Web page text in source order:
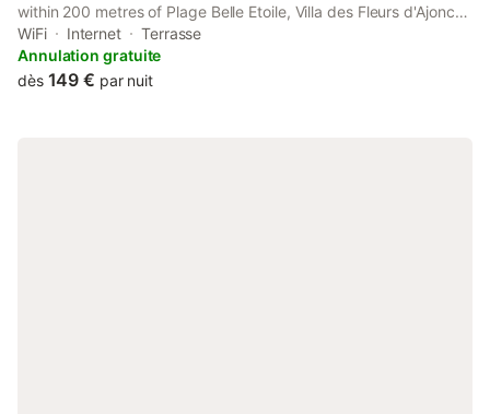
within 200 metres of Plage Belle Etoile, Villa des Fleurs d'Ajoncs
has a garden, comfortable soundproof rooms and free WiFi.
WiFi Internet
Terrasse
Annulation gratuite
dès 149 € par nuit